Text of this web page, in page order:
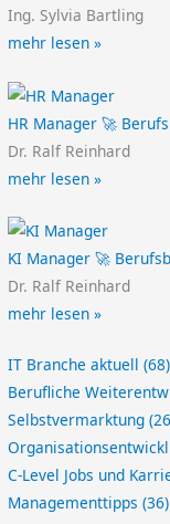
Ing. Sylvia Bartling
mehr lesen »
HR Manager 🚀
Dr. Ralf Reinhard
mehr lesen »
KI Manager 🚀
Dr. Ralf Reinhard
mehr lesen »
IT Branche aktuell(68)
Berufliche
Selbstvermarktung
C-Level Jobs und
Managementtipps(36)